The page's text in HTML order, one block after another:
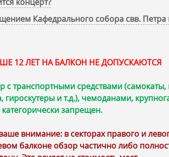
Кафедрального собора свв. Петра
12 ЛЕТ НА БАЛКОН НЕ ДОПУСКАЮТСЯ
с транспортными средствами
гироскутеры и т.д.), чемоданами,
запрещен.
внимание: в секторах правого и
балконе обзор частично либо